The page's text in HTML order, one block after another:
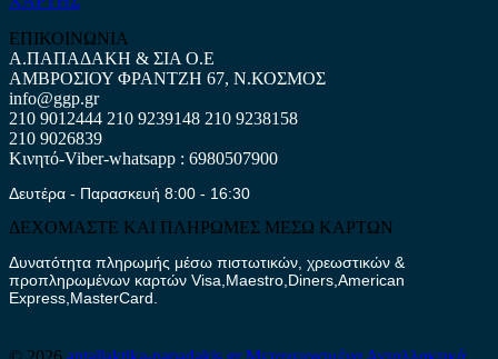
ΕΠΙΚΟΙΝΩΝΙΑ
Α.ΠΑΠΑΔΑΚΗ & ΣΙΑ Ο.Ε
ΑΜΒΡΟΣΙΟΥ ΦΡΑΝΤΖΗ 67, Ν.ΚΟΣΜΟΣ
info@ggp.gr
210 9012444 210 9239148 210 9238158
210 9026839
Κινητό-Viber-whatsapp : 6980507900
Δευτέρα - Παρασκευή 8:00 - 16:30
ΔΕΧΟΜΑΣΤΕ ΚΑΙ ΠΛΗΡΩΜΕΣ ΜΕΣΩ ΚΑΡΤΩΝ
Δυνατότητα πληρωμής μέσω πιστωτικών, χρεωστικών &
προπληρωμένων καρτών Visa,Maestro,Diners,American
Express,MasterCard.